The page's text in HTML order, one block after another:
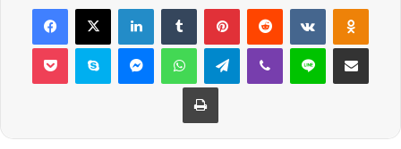
Facebook
X LinkedInTumblr PinterestReddit VKontakte
Pocket Skype MessengerWhatsAppTelegramViber Line E-Posta ile
Yazdır